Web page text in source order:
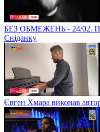
БЕЗ ОБМЕЖЕНЬ - 24/02.
Сніданку
Євген Хмара виконав